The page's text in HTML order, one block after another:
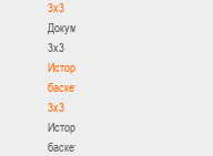
3х3
Документы
3х3
История
баскетбола
3х3
История
баскетбола